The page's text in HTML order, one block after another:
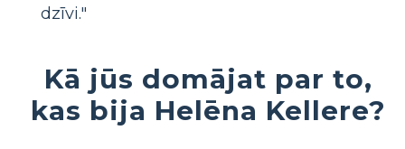
dzīvi."
Kā jūs domājat par to,
kas bija Helēna Kellere?